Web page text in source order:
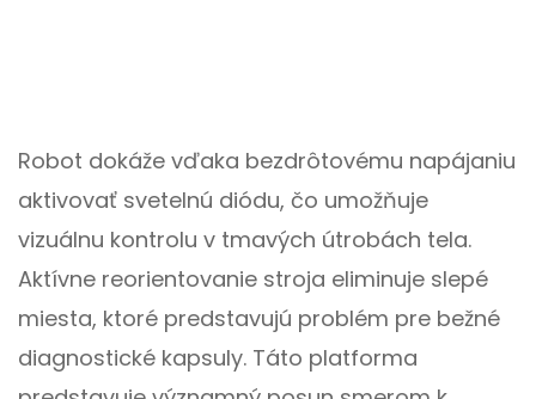
Robot dokáže vďaka bezdrôtovému napájaniu
aktivovať svetelnú diódu, čo umožňuje
vizuálnu kontrolu v tmavých útrobách tela.
Aktívne reorientovanie stroja eliminuje slepé
miesta, ktoré predstavujú problém pre bežné
diagnostické kapsuly. Táto platforma